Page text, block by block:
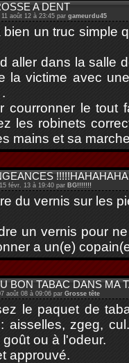
A DENT
août 12 à 23:45 par gameurdu45
bien un truc simple
aller dans la salle
la victime avec
courronner le tout
les robinets
mains et sa
févr. 13 à 19:40 par BG!!!!!!!
du vernis sur les
un vernis pour
a un(e)
BON TABAC DANS MA
août 08 à 09:06 par Grosse tête
le paquet de
aisselles, zgeg,
ou à l'odeur.
approuvé.